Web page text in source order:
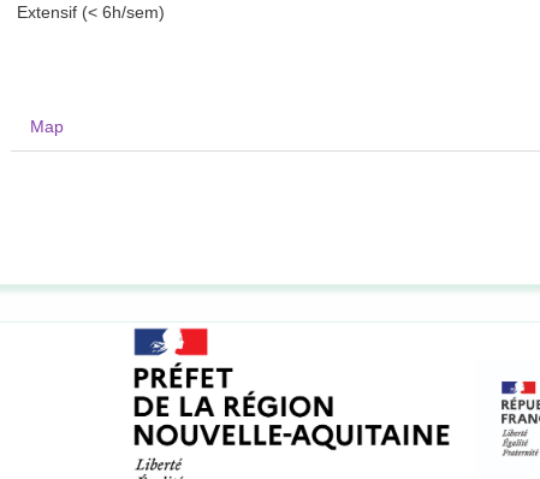
Extensif (< 6h/sem)
Map